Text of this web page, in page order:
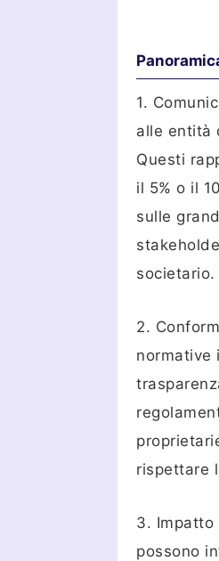
1.
alle entità
Questi
il 5% o il
sulle
societario.
2.
normative
rispettare
3. Impatto
possono